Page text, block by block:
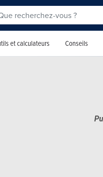
et calculateurs Conseils